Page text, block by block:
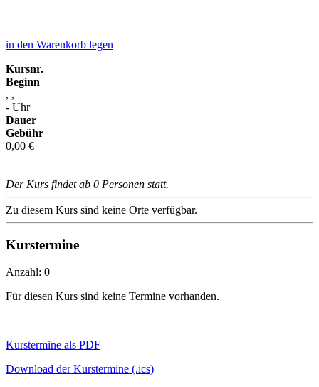
in den Warenkorb legen
Kursnr.
Beginn
, ,
- Uhr
Dauer
Gebühr
0,00 €
Der Kurs findet ab 0 Personen statt.
Zu diesem Kurs sind keine Orte verfügbar.
Kurstermine
Anzahl: 0
Für diesen Kurs sind keine Termine vorhanden.
Kurstermine als PDF
Download der Kurstermine (.ics)